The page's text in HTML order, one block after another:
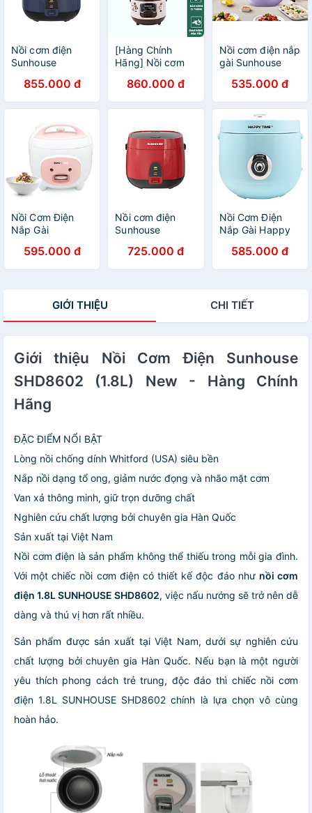
Nồi cơm điện
Sunhouse
- Hàng chính
hãng
855.000 đ
[Hàng Chính
Hãng] Nồi cơm
SUNHOUSE 1L
SHD8208C
860.000 đ
Nồi cơm điện nắp
gài Sunhouse
HTD8521P (1.8
Lít) - Hàng nhập
khẩu
535.000 đ
Nồi Cơm Điện
Nắp Gài
SHD8217W (1.2L)
- Hàng chính
595.000 đ
Nồi cơm điện
Sunhouse
Lít- Hàng chính
hãng
725.000 đ
Nồi Cơm Điện
Nắp Gài Happy
HTD8522G (1.2
lít) - Xanh - Hàng
585.000 đ
GIỚI THIỆU CHI TIẾT
Giới thiệu Nồi Cơm Điện Sunhouse
SHD8602 (1.8L) New - Hàng Chính
Hãng
ĐẶC ĐIỂM NỔI BẬT
Lòng nồi chống dính Whitford (USA) siêu bền
Nắp nồi dạng tổ ong, giảm nước đọng và nhão mặt cơm
Van xả thông minh, giữ trọn dưỡng chất
Nghiên cứu chất lượng bởi chuyên gia Hàn Quốc
Sản xuất tại Việt Nam
Nồi cơm điện là sản phẩm không thể thiếu trong mỗi gia đình.
Với một chiếc nồi cơm điện có thiết kế độc đáo như nồi cơm
điện 1.8L SUNHOUSE SHD8602, việc nấu nướng sẽ trở nên dễ
dàng và thú vị hơn rất nhiều.
Sản phẩm được sản xuất tại Việt Nam, dưới sự nghiên cứu
chất lượng bởi chuyên gia Hàn Quốc. Nếu bạn là một người
yêu thích phong cách trẻ trung, độc đáo thì chiếc nồi cơm
điện 1.8L SUNHOUSE SHD8602 chính là lựa chọn vô cùng
hoàn hảo.